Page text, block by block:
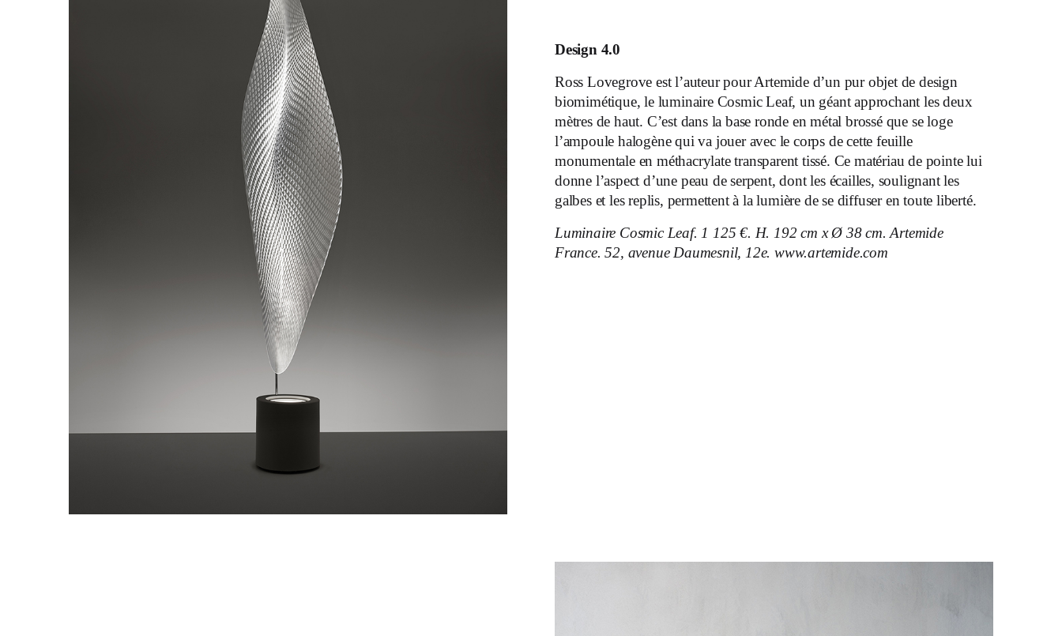
Design 4.0
Ross Lovegrove est l’auteur pour Artemide d’un pur objet de design
biomimétique, le luminaire Cosmic Leaf, un géant approchant les deux
mètres de haut. C’est dans la base ronde en métal brossé que se loge
l’ampoule halogène qui va jouer avec le corps de cette feuille
monumentale en méthacrylate transparent tissé. Ce matériau de pointe lui
donne l’aspect d’une peau de serpent, dont les écailles, soulignant les
galbes et les replis, permettent à la lumière de se diffuser en toute liberté.
Luminaire Cosmic Leaf. 1 125 €. H. 192 cm x Ø 38 cm. Artemide
France. 52, avenue Daumesnil, 12e. www.artemide.com